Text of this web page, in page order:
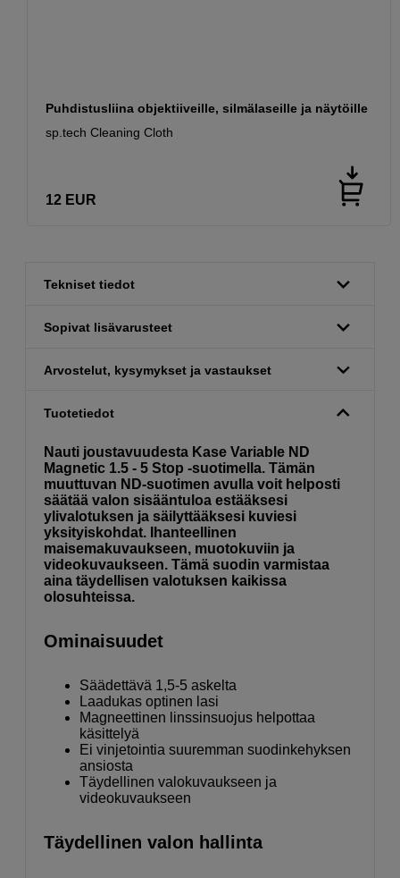
Puhdistusliina objektiiveille, silmälaseille ja näytöille
sp.tech Cleaning Cloth
12 EUR
Tekniset tiedot
Sopivat lisävarusteet
Arvostelut, kysymykset ja vastaukset
Tuotetiedot
Nauti joustavuudesta Kase Variable ND
Magnetic 1.5 - 5 Stop -suotimella. Tämän
muuttuvan ND-suotimen avulla voit helposti
säätää valon sisääntuloa estääksesi
ylivalotuksen ja säilyttääksesi kuviesi
yksityiskohdat. Ihanteellinen
maisemakuvaukseen, muotokuviin ja
videokuvaukseen. Tämä suodin varmistaa
aina täydellisen valotuksen kaikissa
olosuhteissa.
Ominaisuudet
Säädettävä 1,5-5 askelta
Laadukas optinen lasi
Magneettinen linssinsuojus helpottaa
käsittelyä
Ei vinjetointia suuremman suodinkehyksen
ansiosta
Täydellinen valokuvaukseen ja
videokuvaukseen
Täydellinen valon hallinta